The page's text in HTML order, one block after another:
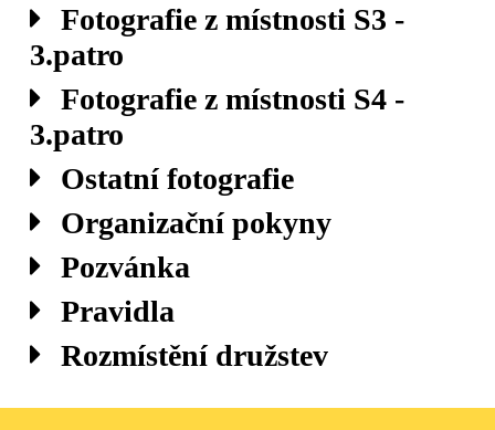
Fotografie z místnosti S3 -
3.patro
Fotografie z místnosti S4 -
3.patro
Ostatní fotografie
Organizační pokyny
Pozvánka
Pravidla
Rozmístění družstev